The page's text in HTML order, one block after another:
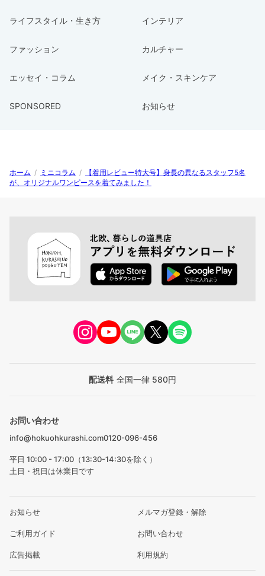
ライフスタイル・生き方 インテリア
ファッション カルチャー
エッセイ・コラム メイク・スキンケア
SPONSORED お知らせ
ホーム / ミニコラム /
【着用レビュー特大号】身長の異なるスタッフ5名
が、オリジナルワンピースを着てみました！
配送料 全国一律 580円
お問い合わせ
info@hokuohkurashi.com0120-096-456
平日 10:00 - 17:00（13:30-14:30を除く）
土日・祝日は休業日です
お知らせ メルマガ登録・解除
ご利用ガイド お問い合わせ
広告掲載 利用規約